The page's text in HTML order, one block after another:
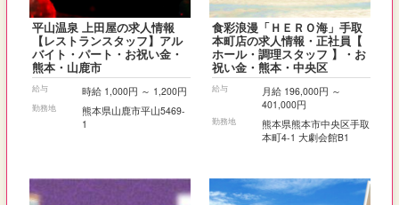
平山温泉 上田屋の求人情報
【レストランスタッフ】アル
バイト・パート・お祝い金・
熊本・山鹿市
給与 時給 1,000円 ～ 1,200円
勤務地
熊本県山鹿市平山5469-
1
食彩浪漫「ＨＥＲＯ海」手取
本町店の求人情報・正社員【
ホール・調理スタッフ 】・お
祝い金・熊本・中央区
給与
月給 196,000円 ～
401,000円
勤務地
熊本県熊本市中央区手取
本町4-1 大劇会館B1